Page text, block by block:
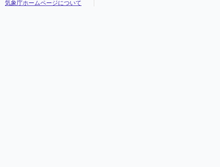
気象庁ホームページについて